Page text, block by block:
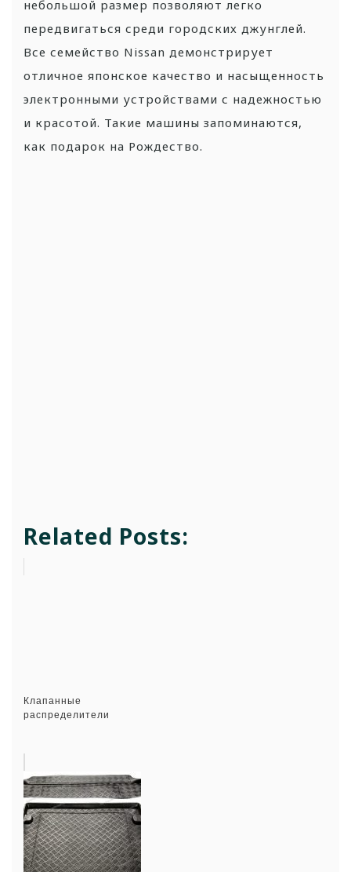
небольшой размер позволяют легко
передвигаться среди городских джунглей.
Все семейство Nissan демонстрирует
отличное японское качество и насыщенность
электронными устройствами с надежностью
и красотой. Такие машины запоминаются,
как подарок на Рождество.
Related Posts:
Клапанные
распределители